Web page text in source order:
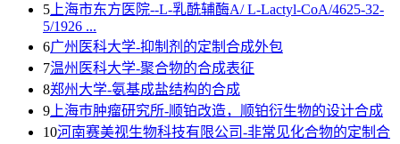
5 上海市东方医院--L-乳酰辅酶A/ L-Lactyl-CoA/4625-32-
5/1926 ...
6广州医科大学-抑制剂的定制合成外包
7温州医科大学-聚合物的合成表征
8郑州大学-氨基成盐结构的合成
9 上海巿肿瘤研究所-顺铂改造，顺铂衍生物的设计合成
10河南赛美视生物科技有限公司-非常见化合物的定制合